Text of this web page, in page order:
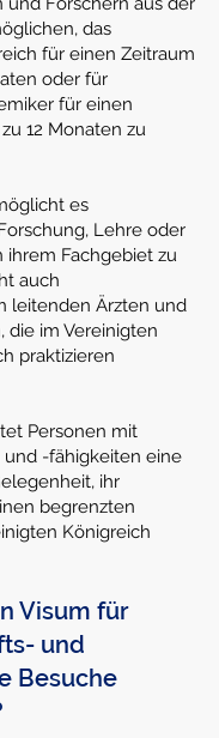
das
für einen Zeitraum
oder für
für einen
12 Monaten zu
es
Lehre oder
ihrem Fachgebiet zu
auch
leitenden Ärzten und
die im Vereinigten
praktizieren
Personen mit
und -fähigkeiten eine
ihr
begrenzten
Königreich
Visum für
und
Besuche